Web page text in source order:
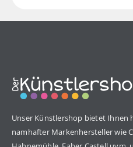
Unser Künstlershop bietet
namhafter Markenhersteller wie